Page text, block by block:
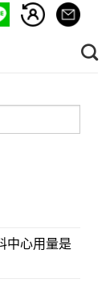
中心用量是